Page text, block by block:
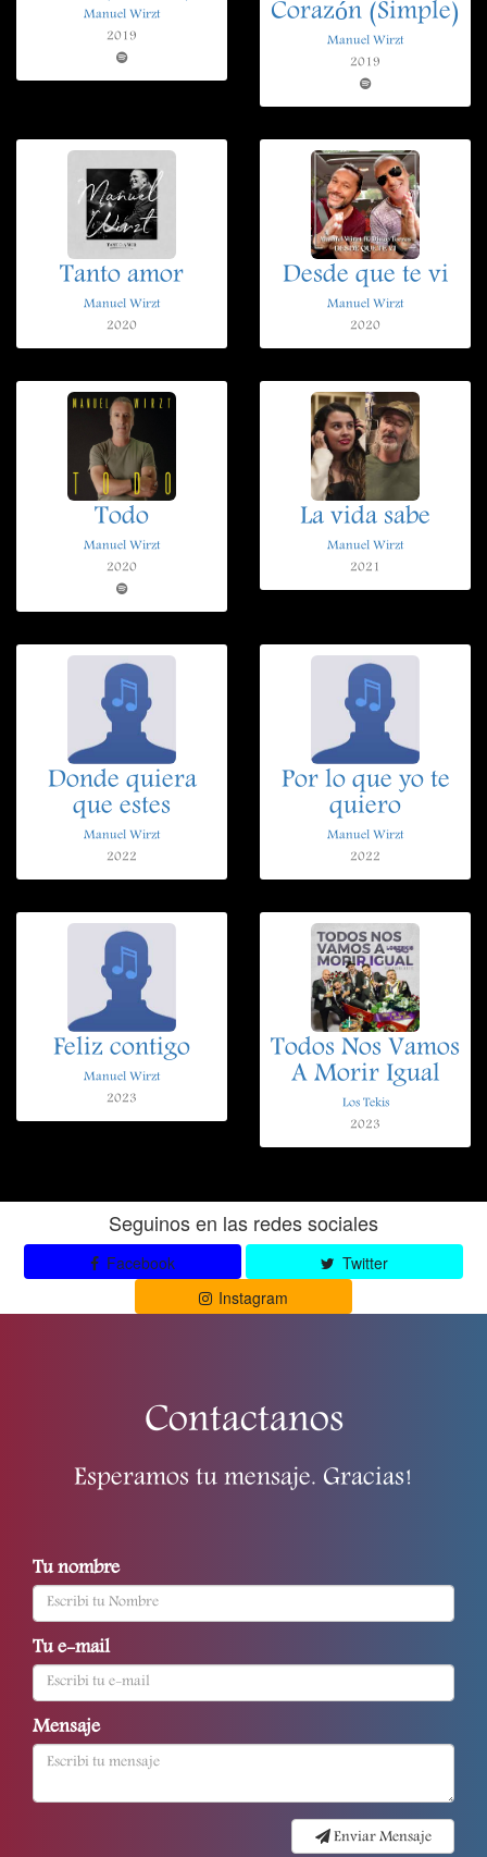
Manuel Wirzt
2019
Corazón (Simple)
Manuel Wirzt
2019
Tanto amor
Manuel Wirzt
2020
Desde que te vi
Manuel Wirzt
2020
Todo
Manuel Wirzt
2020
La vida sabe
Manuel Wirzt
2021
Donde quiera
que estes
Manuel Wirzt
2022
Por lo que yo te
quiero
Manuel Wirzt
2022
Feliz contigo
Manuel Wirzt
2023
Todos Nos Vamos
A Morir Igual
Los Tekis
2023
Seguinos en las redes sociales
Facebook
Twitter
Instagram
Contactanos
Esperamos tu mensaje. Gracias!
Tu nombre
Tu e-mail
Mensaje
Enviar Mensaje